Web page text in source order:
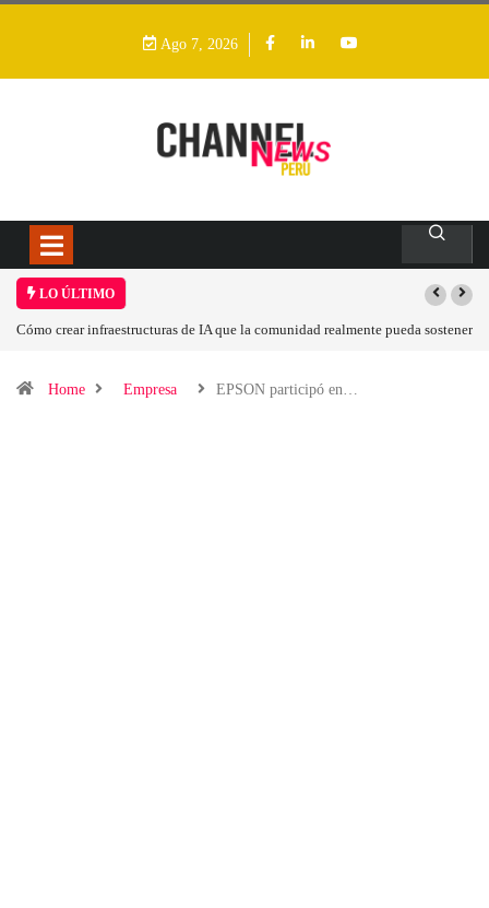
Ago 7, 2026
LO ÚLTIMO
pueda sostenerLas tarjetas gráficas RDNA 5 ya están en fase avanzada de
Home Empresa EPSON participó en…